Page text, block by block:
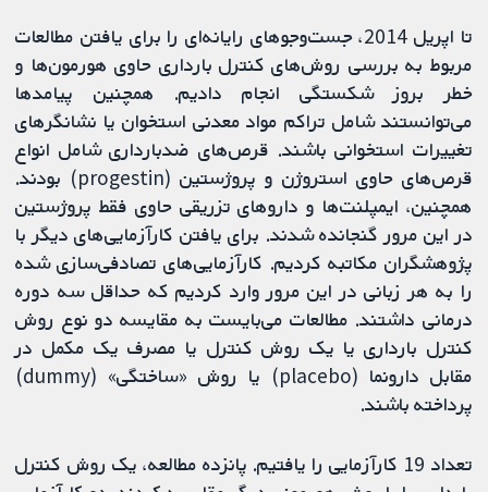
تا اپریل 2014، جست‌وجوهای رایانه‌ای را برای یافتن مطالعات
مربوط به بررسی روش‌های کنترل بارداری حاوی هورمون‌ها و
خطر بروز شکستگی انجام دادیم. همچنین پیامدها
می‌توانستند شامل تراکم مواد معدنی استخوان یا نشانگرهای
تغییرات استخوانی باشند. قرص‌های ضدبارداری شامل انواع
قرص‌های حاوی استروژن و پروژستین (progestin) بودند.
همچنین، ایمپلنت‌ها و داروهای تزریقی حاوی فقط پروژستین
در این مرور گنجانده شدند. برای یافتن کارآزمایی‌های دیگر با
پژوهشگران مکاتبه کردیم. کارآزمایی‌های تصادفی‌سازی شده
را به هر زبانی در این مرور وارد کردیم که حداقل سه دوره
درمانی داشتند. مطالعات می‌بایست به مقایسه دو نوع روش
کنترل بارداری یا یک روش کنترل یا مصرف یک مکمل در
مقابل دارونما (placebo) یا روش «ساختگی» (dummy)
پرداخته باشند.
تعداد 19 کارآزمایی را یافتیم. پانزده مطالعه، یک روش کنترل